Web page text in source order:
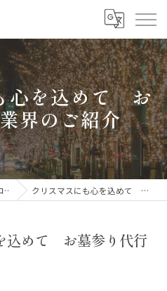
心を込めて お
界のご紹介
クリスマスにも心を込めて お墓参り代行業界のご紹介
込めて お墓参り代行